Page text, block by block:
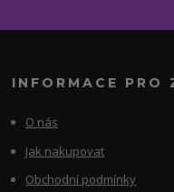
INFORMACE PRO
O nás
Jak nakupovat
Obchodní podmínky